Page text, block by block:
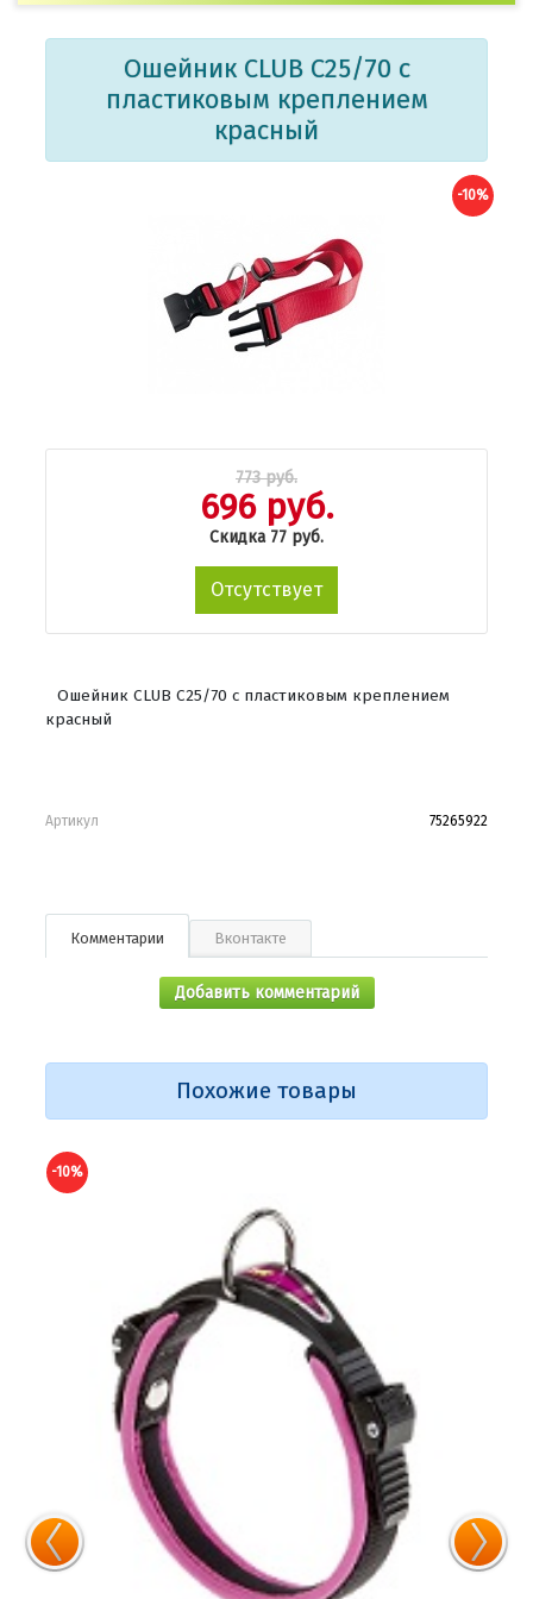
Ошейник CLUB C25/70 с
пластиковым креплением
красный
-10%
773 руб.
696 руб.
Скидка 77 руб.
Отсутствует
Ошейник CLUB C25/70 с пластиковым креплением
красный
Артикул 75265922
Комментарии Вконтакте
Добавить комментарий
Похожие товары
-10%